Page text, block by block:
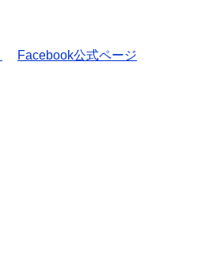
Facebook公式ページ